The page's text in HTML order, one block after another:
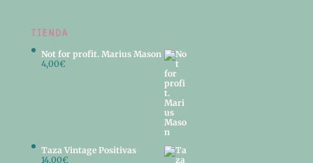
TIENDA
Not for profit. Marius Mason
4,00€
Taza Vintage Positivas
14,00€